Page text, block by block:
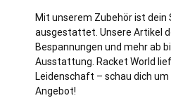
Mit unserem Zubehör ist dein
ausgestattet. Unsere Artikel
Bespannungen und mehr ab
Ausstattung. Racket World
Leidenschaft – schau dich
Angebot!